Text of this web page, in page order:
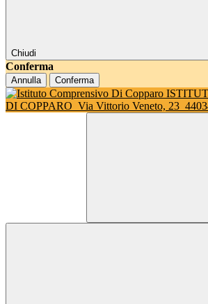
Chiudi
Conferma
Annulla Conferma
DI COPPARO Via Vittorio Veneto, 23